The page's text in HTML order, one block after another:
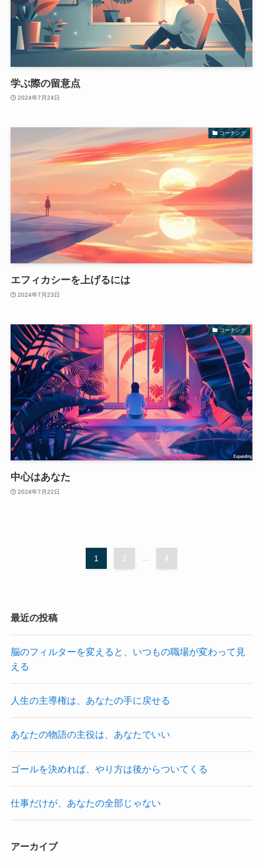
学ぶ際の留意点
2024年7月24日
コーチング
エフィカシーを上げるには
2024年7月23日
コーチング
中心はあなた
2024年7月22日
1 2 ... 4
最近の投稿
脳のフィルターを変えると、いつもの職場が変わって見
える
人生の主導権は、あなたの手に戻せる
あなたの物語の主役は、あなたでいい
ゴールを決めれば、やり方は後からついてくる
仕事だけが、あなたの全部じゃない
アーカイブ